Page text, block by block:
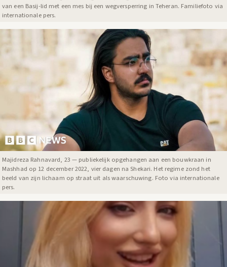
van een Basij-lid met een mes bij een wegversperring in Teheran. Familiefoto via
internationale pers.
Majidreza Rahnavard, 23 — publiekelijk opgehangen aan een bouwkraan in
Mashhad op 12 december 2022, vier dagen na Shekari. Het regime zond het
beeld van zijn lichaam op straat uit als waarschuwing. Foto via internationale
pers.